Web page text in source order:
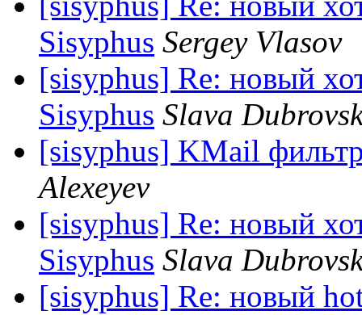
Sisyphus Sergey Vlasov
[sisyphus] Re: новый
Sisyphus Slava
[sisyphus] KMail
Alexeyev
[sisyphus] Re: новый
Sisyphus Slava
[sisyphus] Re: новый